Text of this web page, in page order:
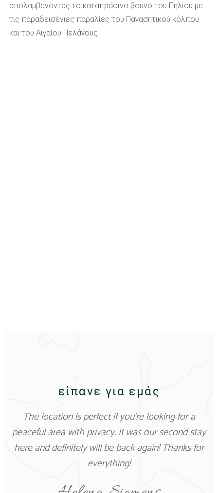
απολαμβάνοντας το καταπράσινο βουνό του Πηλίου με
τις παραδεισένιες παραλίες του Παγασητικού κόλπου
και του Αιγαίου Πελάγους.
είπανε για εμάς
Awesome place, great people and perfect to get
away from all the daily life busyness. We stayed a
full week and out of all the accommodations to
choose from on the area, we did not regret this
The location is perfect if you’re looking for a
peaceful area with privacy. It was our second stay
here and definitely will be back again! Thanks for
everything!
Stunning house with excellent facilities. Friendly
staff. I would definitely recommend Ikies Zmas
and have every intention of coming back again
for a longer stay in this fabulous house.